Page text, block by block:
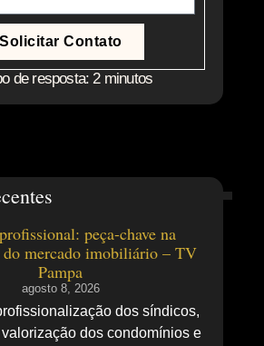
Solicitar Contato
de resposta: 2 minutos
peça-chave na
do mercado imobiliário – TV
Pampa
agosto 8, 2026
dos síndicos,
dos condomínios e